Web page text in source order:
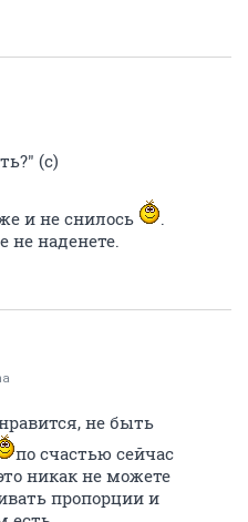
(с)
и не снилось
.
не наденете.
не быть
по счастью сейчас
никак не можете
пропорции и